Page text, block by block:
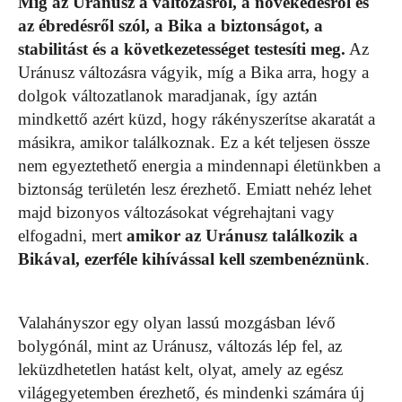
az ébredésről szól, a Bika a biztonságot, a
stabilitást és a következetességet testesíti meg. Az
Uránusz változásra vágyik, míg a Bika arra, hogy a
dolgok változatlanok maradjanak, így aztán
mindkettő azért küzd, hogy rákényszerítse akaratát a
másikra, amikor találkoznak. Ez a két teljesen össze
nem egyeztethető energia a mindennapi életünkben a
biztonság területén lesz érezhető. Emiatt nehéz lehet
majd bizonyos változásokat végrehajtani vagy
elfogadni, mert amikor az Uránusz találkozik a
Bikával, ezerféle kihívással kell szembenéznünk.
Valahányszor egy olyan lassú mozgásban lévő
bolygónál, mint az Uránusz, változás lép fel, az
leküzdhetetlen hatást kelt, olyat, amely az egész
világegyetemben érezhető, és mindenki számára új